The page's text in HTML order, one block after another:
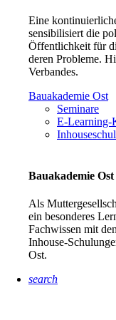
Eine
sensibilisiert die
Öffentlichkeit für
deren Probleme.
Verbandes.
Bauakademie Ost
Seminare
E-Learning-
Bauakademie Ost
Als
ein besonderes
Fachwissen mit
Inhouse-
Ost.
search